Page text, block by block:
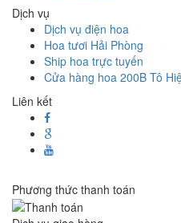
Dịch vụ
Dịch vụ điện hoa
Hoa tươi Hải Phòng
Ship hoa trực tuyến
Cửa hàng hoa 200B Tô
Liên kết
Phương thức thanh toán